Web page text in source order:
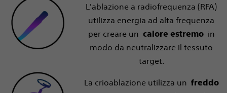
L'ablazione a radiofrequenza (RFA)
utilizza energia ad alta frequenza
per creare un calore estremoin
modo da neutralizzare il tessuto
target.
La crioablazione utilizza un freddo